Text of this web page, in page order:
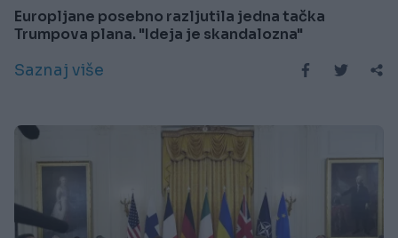
Europljane posebno razljutila jedna tačka
Trumpova plana. "Ideja je skandalozna"
Saznaj više